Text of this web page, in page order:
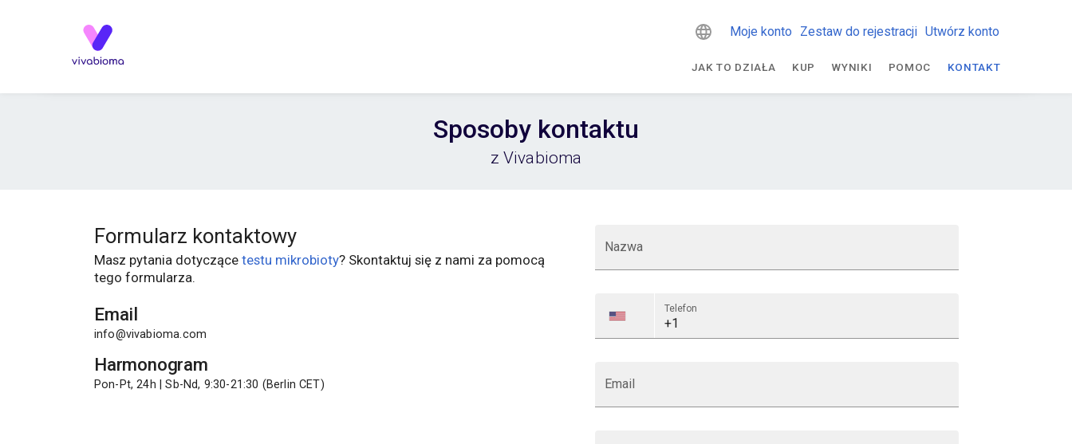
Moje konto Zestaw do rejestracji Utwórz konto
JAK TO DZIAŁA KUP WYNIKI POMOC KONTAKT
Sposoby kontaktu
z Vivabioma
Formularz kontaktowy
Masz pytania dotyczące testu mikrobioty? Skontaktuj się z nami za pomocą
tego formularza.
Email
info@vivabioma.com
Harmonogram
Pon-Pt, 24h | Sb-Nd, 9:30-21:30 (Berlin CET)
Nazwa
Telefon
Email